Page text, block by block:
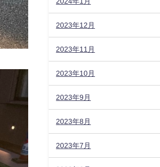
2023年12月
2023年11月
2023年10月
2023年9月
2023年8月
2023年7月